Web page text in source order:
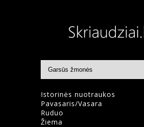
Istorinės nuotraukos
Pavasaris/Vasara
Ruduo
Žiema